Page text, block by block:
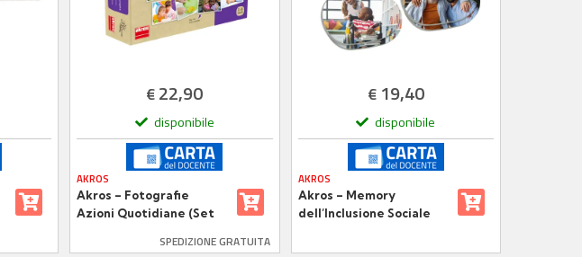
€22,90
disponibile
AKROS
Akros – Fotografie
Azioni Quotidiane (Set
Linguaggio e RoutineSPEDIZIONE GRATUITA
€19,40
disponibile
AKROS
Akros – Memory
dell’Inclusione Sociale